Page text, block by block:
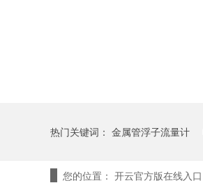
热门关键词： 金属管浮子流量计
您的位置： 开云官方版在线入口